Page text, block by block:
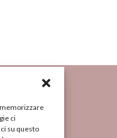
ci
su questo